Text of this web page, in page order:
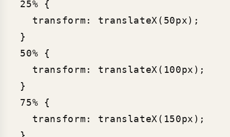
  25% {
    transform: translateX(50px);
  }
  50% {
    transform: translateX(100px);
  }
  75% {
    transform: translateX(150px);